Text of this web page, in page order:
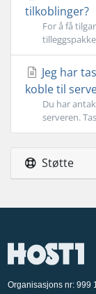
tilkoblinger?
For å få
Jeg har
koble til
Du har
serveren.
Støtte
Organisasjons nr: 999